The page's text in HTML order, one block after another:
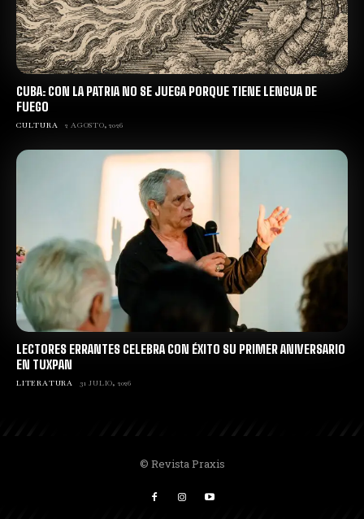
CUBA: CON LA PATRIA NO SE JUEGA PORQUE TIENE LENGUA DE
FUEGO
CULTURA 2 AGOSTO, 2026
LECTORES ERRANTES CELEBRA CON ÉXITO SU PRIMER ANIVERSARIO
EN TUXPAN
LITERATURA 31 JULIO, 2026
© Revista Praxis